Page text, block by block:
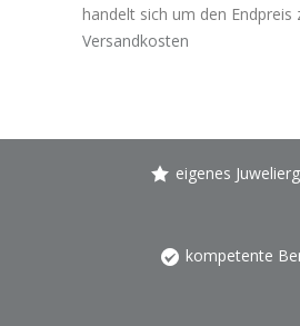
handelt sich um den Endpreis
Versandkosten
eigenes
kompetente